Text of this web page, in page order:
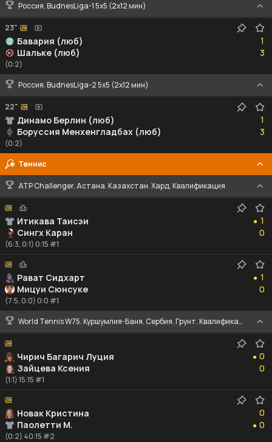
Россия. BudnesLiga-1 5x5 (2x12 мин)
23"
Бавария (люб)
Шальке (люб)
1
13
3
(0:2)
Россия. BudnesLiga-2 5x5 (2x12 мин)
22"
Динамо Берлин (люб)
Боруссия Менхенгладбах (люб)
1
13
3
(0:2)
Теннис
ATP Challenger. Астана. Казахстан. Хард. Квалификация
Итикава Таисэи
Сингх Каран
●
1
10
0
(6:3, 0:1) 0:15 #1
Рават Сидхарт
Мицуи Сюнсуке
●
1
10
0
(7:5, 0:0) 0:0 #1
World Tennis W75. Куршумлия-Баня. Сербия. Грунт. Квалификация
Чирич Багарич Луция
Зайцева Ксения
●
0
0
0
0
(1:1) 15:15 #1
Новак Кристина
Паолетти М.
0
0
●
0
0
(0:2) 40:15 #2